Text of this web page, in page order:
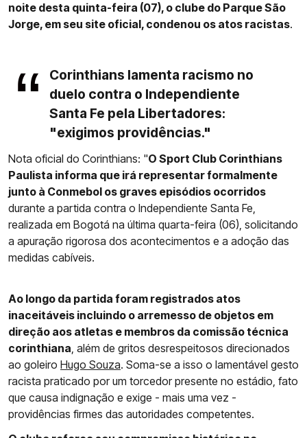
noite desta quinta-feira (07), o clube do Parque São
Jorge, em seu site oficial, condenou os atos racistas.
Corinthians lamenta racismo no
duelo contra o Independiente
Santa Fe pela Libertadores:
"exigimos providências."
Nota oficial do Corinthians: "O Sport Club Corinthians
Paulista informa que irá representar formalmente
junto à Conmebol os graves episódios ocorridos
durante a partida contra o Independiente Santa Fe,
realizada em Bogotá na última quarta-feira (06), solicitando
a apuração rigorosa dos acontecimentos e a adoção das
medidas cabíveis.
Ao longo da partida foram registrados atos
inaceitáveis incluindo o arremesso de objetos em
direção aos atletas e membros da comissão técnica
corinthiana, além de gritos desrespeitosos direcionados
ao goleiro Hugo Souza. Soma-se a isso o lamentável gesto
racista praticado por um torcedor presente no estádio, fato
que causa indignação e exige - mais uma vez -
providências firmes das autoridades competentes.